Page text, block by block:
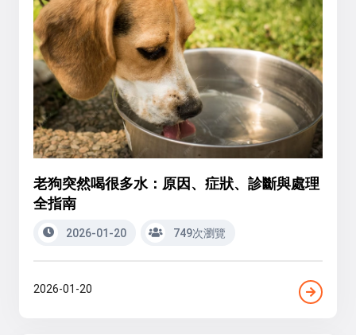
老狗突然喝很多水：原因、症狀、診斷與處理
全指南
2026-01-20 749次瀏覽
2026-01-20